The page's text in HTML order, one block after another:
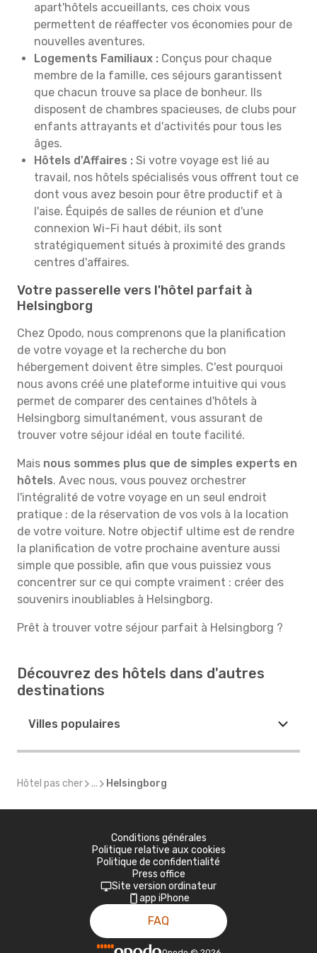
apart'hôtels accueillants, ces choix vous
permettent de réaffecter vos économies pour de
nouvelles aventures.
Logements Familiaux : Conçus pour chaque
membre de la famille, ces séjours garantissent
que chacun trouve sa place de bonheur. Ils
disposent de chambres spacieuses, de clubs pour
enfants attrayants et d'activités pour tous les
âges.
Hôtels d'Affaires : Si votre voyage est lié au
travail, nos hôtels spécialisés vous offrent tout ce
dont vous avez besoin pour être productif et à
l'aise. Équipés de salles de réunion et d'une
connexion Wi-Fi haut débit, ils sont
stratégiquement situés à proximité des grands
centres d'affaires.
Votre passerelle vers l'hôtel parfait à
Helsingborg
Chez Opodo, nous comprenons que la planification
de votre voyage et la recherche du bon
hébergement doivent être simples. C'est pourquoi
nous avons créé une plateforme intuitive qui vous
permet de comparer des centaines d'hôtels à
Helsingborg simultanément, vous assurant de
trouver votre séjour idéal en toute facilité.
Mais nous sommes plus que de simples experts en
hôtels. Avec nous, vous pouvez orchestrer
l'intégralité de votre voyage en un seul endroit
pratique : de la réservation de vos vols à la location
de votre voiture. Notre objectif ultime est de rendre
la planification de votre prochaine aventure aussi
simple que possible, afin que vous puissiez vous
concentrer sur ce qui compte vraiment : créer des
souvenirs inoubliables à Helsingborg.
Prêt à trouver votre séjour parfait à Helsingborg ?
Découvrez des hôtels dans d'autres
destinations
Villes populaires
Hôtel pas cher ... Helsingborg
Conditions générales
Politique relative aux cookies
Politique de confidentialité
Press office
Site version ordinateur
app iPhone
FAQ